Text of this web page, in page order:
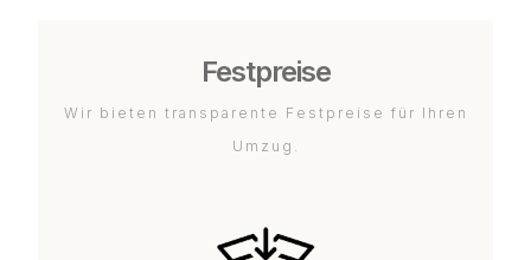
Festpreise
Wir bieten transparente Festpreise für Ihren
Umzug.